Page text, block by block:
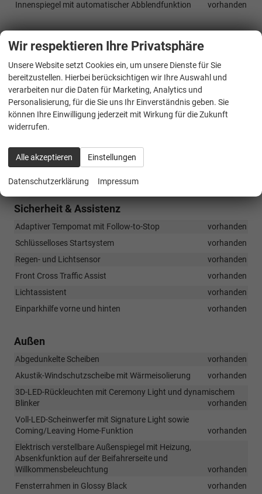
Innenspiegel mit automatischer Abblendfunktion vorhanden
10-Zoll Digitales Cockpit
4 USB-C-Anschlüsse (2 vorne und 2 hinten)
Connectivity Box (inkl. Bluetooth und Mobile Phone Interface)
vorhanden
CUPRA Full Link (kabellos)
CUPRA Multifunktionslenkrad mit Satellitentasten und
Lenkradheizung
Fahrprofilauswahl
Sicherheit & Assistenz
Adaptiver Tempomat mit Follow-to-Stop
vorhanden
Schlüsselloses Startsystem
vorhanden
Regen- und Lichtsensor
vorhanden
Front Cross Traffic Assist
vorhanden
Lichtassistent
vorhanden
Einparkhilfe vorne und hinten
vorhanden
Außen
Abgedunkelte Scheiben
vorhanden
Akustik-Windschutzscheibe mit Wärmeisolierung
vorhanden
3D-LED-Rückleuchten mit Ceremony Light und dynamischem
Blinker
vorhanden
Voll-LED-Scheinwerfer mit Signature Light sowie
Coming/Leaving Home-Funktion
vorhanden
Elektrisch verstellbare Außenspiegel mit Heizung,
Absenkfunktion auf der Beifahrerseite und
Willkommensbeleuchtung
vorhanden
Fensterrahmen in Glossy Black
vorhanden
Wir respektieren Ihre Privatsphäre
Unsere Website setzt Cookies ein, um unsere Dienste für Sie
bereitzustellen. Hierbei berücksichtigen wir Ihre Auswahl und
verarbeiten nur die Daten für Marketing, Analytics und
Personalisierung, für die Sie uns Ihr Einverständnis geben. Sie
können Ihre Einwilligung jederzeit mit Wirkung für die Zukunft
widerrufen.
Alle akzeptieren Einstellungen
Datenschutzerklärung Impressum